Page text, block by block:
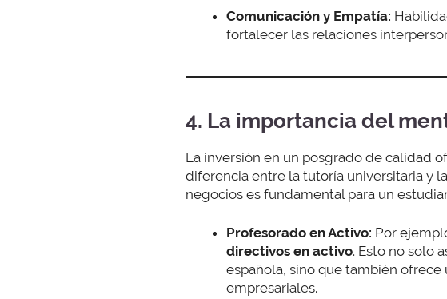
Comunicación y Empatía:
fortalecer las relaciones
4. La importancia del
La inversión en un posgrado de calidad
diferencia entre la tutoría universitaria y la
negocios es fundamental para un
Profesorado en Activo: Por
directivos en activo. Esto no solo
española, sino que también ofrece
empresariales.